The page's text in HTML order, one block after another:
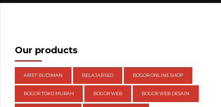
Our products
ARIEF BUDIMAN BELAJAR SEO BOGOR ONLINE SHOP
BOGOR TOKO MURAH BOGOR WEB BOGOR WEB DESAIN